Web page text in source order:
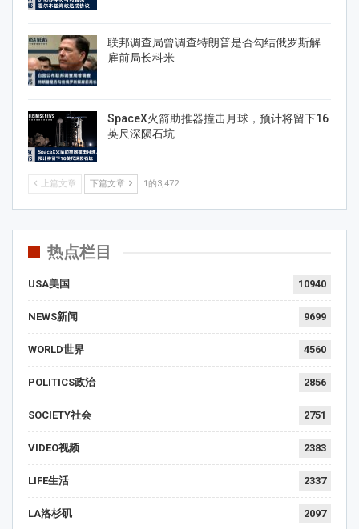
联邦调查局曾调查特朗普是否勾结俄罗斯解
雇前局长科米
SpaceX火箭助推器撞击月球，预计将留下16
英尺深陨石坑
上篇文章 下篇文章 1的3,472
热点栏目
USA美国 10940
NEWS新闻 9699
WORLD世界 4560
POLITICS政治 2856
SOCIETY社会 2751
VIDEO视频 2383
LIFE生活 2337
LA洛杉矶 2097